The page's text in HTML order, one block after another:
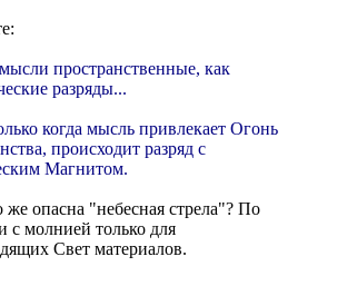
пространственные, как
разряды...
когда мысль привлекает Огонь
происходит разряд с
Магнитом.
же опасна "небесная стрела"? По
с молнией только для
Свет материалов.